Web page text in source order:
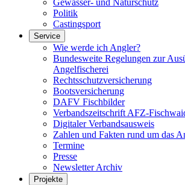
Gewässer- und Naturschutz
Politik
Castingsport
Service
Wie werde ich Angler?
Bundesweite Regelungen zur
Angelfischerei
Rechtsschutzversicherung
Bootsversicherung
DAFV Fischbilder
Verbandszeitschrift AFZ-
Digitaler Verbandsausweis
Zahlen und Fakten rund um das
Termine
Presse
Newsletter Archiv
Projekte